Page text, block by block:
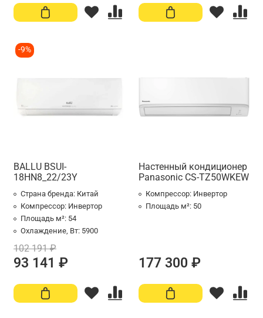
-9%
BALLU BSUI-
18HN8_22/23Y
Страна бренда: Китай
Компрессор: Инвертор
Площадь м²: 54
Охлаждение, Вт: 5900
102 191 ₽
93 141 ₽
Настенный кондиционер
Panasonic CS-TZ50WKEW
Компрессор: Инвертор
Площадь м²: 50
177 300 ₽